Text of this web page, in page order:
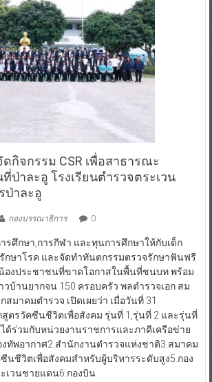
กิจกรรม CSR เพื่อสาธารณะ
ป่าละอู โรงเรียนตำรวจตระเวน
ป่าละอู
กองบรรณาธิการ 0
รศึกษา,การกีฬา และทุนการศึกษาให้กับเด็ก
กษาโรค และจัดทำทันตกรรมตรวจรักษาฟันฟรี
องประชาชนที่ขาดโอกาสในพื้นที่ชนบท พร้อม
บ้านยากจน 150 ครอบครัว พลตำรวจเอก สม
สมาคมตำรวจ เปิดเผยว่า เมื่อวันที่ 31
สูตรวัคซีนชีวิตเพื่อสังคม รุ่นที่ 1,รุ่นที่ 2 และรุ่นที่
ด้ร่วมกับหน่วยงานราชการและภาคีเครือข่าย
ทัพอากาศ2.สำนักงานตำรวจแห่งชาติ3.สมาคม
นชีวิตเพื่อสังคมสำหรับผู้บริหารระดับสูง5.กอง
เวนชายแดน6.กองบิน